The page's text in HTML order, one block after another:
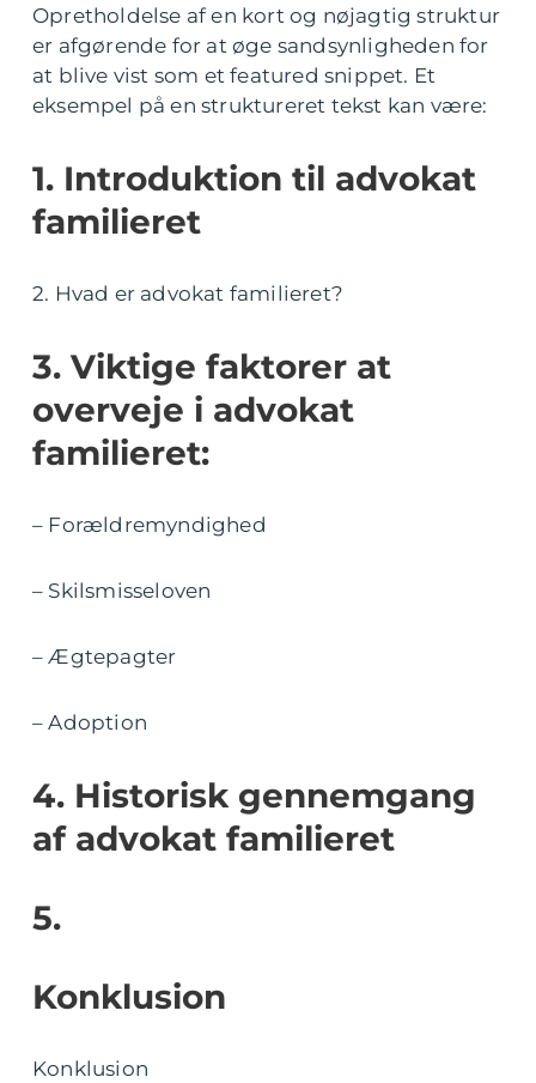
Opretholdelse af en kort og nøjagtig struktur
er afgørende for at øge sandsynligheden for
at blive vist som et featured snippet. Et
eksempel på en struktureret tekst kan være:
1. Introduktion til advokat
familieret
2. Hvad er advokat familieret?
3. Viktige faktorer at
overveje i advokat
familieret:
– Forældremyndighed
– Skilsmisseloven
– Ægtepagter
– Adoption
4. Historisk gennemgang
af advokat familieret
5.
Konklusion
Konklusion